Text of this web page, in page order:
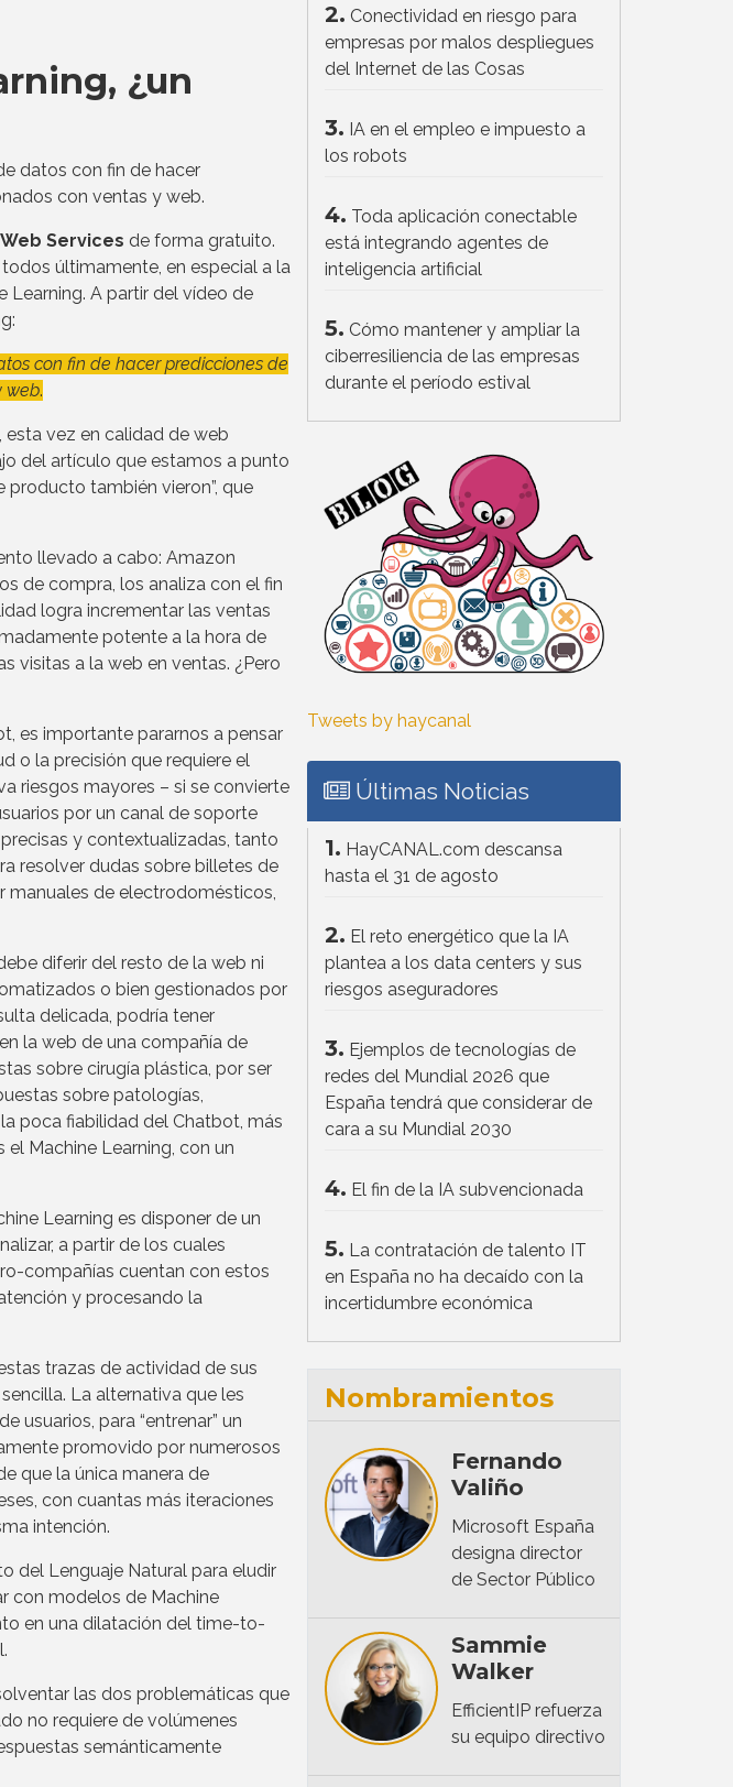
¿un
datos con fin de hacer
con ventas y web.
Services de forma gratuito.
últimamente, en especial a la
Learning. A partir del vídeo de
con fin de hacer predicciones de
web.
vez en calidad de web
del artículo que estamos a punto
también vieron”, que
llevado a cabo: Amazon
de compra, los analiza con el fin
logra incrementar las ventas
potente a la hora de
visitas a la web en ventas. ¿Pero
es importante pararnos a pensar
o la precisión que requiere el
riesgos mayores – si se convierte
por un canal de soporte
y contextualizadas, tanto
resolver dudas sobre billetes de
manuales de electrodomésticos,
diferir del resto de la web ni
o bien gestionados por
delicada, podría tener
la web de una compañía de
sobre cirugía plástica, por ser
sobre patologías,
poca fiabilidad del Chatbot, más
Machine Learning, con un
Learning es disponer de un
a partir de los cuales
compañías cuentan con estos
y procesando la
trazas de actividad de sus
La alternativa que les
usuarios, para “entrenar” un
promovido por numerosos
que la única manera de
con cuantas más iteraciones
intención.
del Lenguaje Natural para eludir
con modelos de Machine
en una dilatación del time-to-
las dos problemáticas que
no requiere de volúmenes
semánticamente
2. Conectividad en riesgo para
empresas por malos despliegues
del Internet de las Cosas
3. IA en el empleo e impuesto a
los robots
4. Toda aplicación conectable
está integrando agentes de
inteligencia artificial
5. Cómo mantener y ampliar la
ciberresiliencia de las empresas
durante el período estival
Tweets by haycanal
Últimas Noticias
1. HayCANAL.com descansa
hasta el 31 de agosto
2. El reto energético que la IA
plantea a los data centers y sus
riesgos aseguradores
3. Ejemplos de tecnologías de
redes del Mundial 2026 que
España tendrá que considerar de
cara a su Mundial 2030
4. El fin de la IA subvencionada
5. La contratación de talento IT
en España no ha decaído con la
incertidumbre económica
Nombramientos
Fernando
Valiño
Microsoft España
designa director
de Sector Público
Sammie
Walker
EfficientIP refuerza
su equipo directivo